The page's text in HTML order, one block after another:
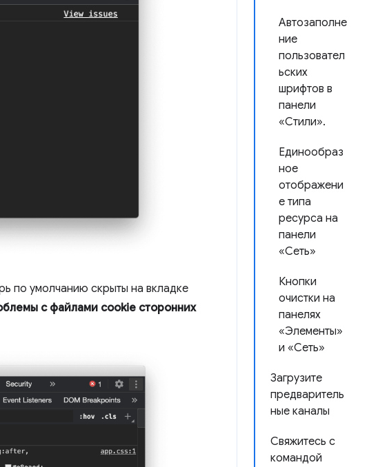
Автозаполне
ние
пользовател
ьских
шрифтов в
панели
«Стили».
Единообраз
ное
отображени
е типа
ресурса на
панели
«Сеть»
Кнопки
очистки на
панелях
«Элементы»
и «Сеть»
Загрузите
предваритель
ные каналы
Свяжитесь с
командой
по умолчанию скрыты на вкладке
с файлами cookie сторонних